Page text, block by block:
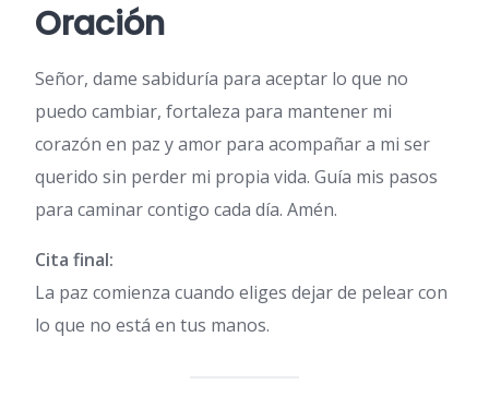
Oración
Señor, dame sabiduría para aceptar lo que no
puedo cambiar, fortaleza para mantener mi
corazón en paz y amor para acompañar a mi ser
querido sin perder mi propia vida. Guía mis pasos
para caminar contigo cada día. Amén.
Cita final:
La paz comienza cuando eliges dejar de pelear con
lo que no está en tus manos.